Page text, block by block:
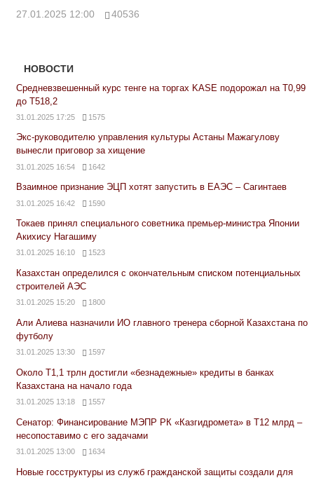
27.01.2025 12:00 40536
НОВОСТИ
Средневзвешенный курс тенге на торгах KASE подорожал на Т0,99
до Т518,2
31.01.2025 17:25 1575
Экс-руководителю управления культуры Астаны Мажагулову
вынесли приговор за хищение
31.01.2025 16:54 1642
Взаимное признание ЭЦП хотят запустить в ЕАЭС – Сагинтаев
31.01.2025 16:42 1590
Токаев принял специального советника премьер-министра Японии
Акихису Нагашиму
31.01.2025 16:10 1523
Казахстан определился с окончательным списком потенциальных
строителей АЭС
31.01.2025 15:20 1800
Али Алиева назначили ИО главного тренера сборной Казахстана по
футболу
31.01.2025 13:30 1597
Около Т1,1 трлн достигли «безнадежные» кредиты в банках
Казахстана на начало года
31.01.2025 13:18 1557
Сенатор: Финансирование МЭПР РК «Казгидромета» в Т12 млрд –
несопоставимо с его задачами
31.01.2025 13:00 1634
Новые госструктуры из служб гражданской защиты создали для